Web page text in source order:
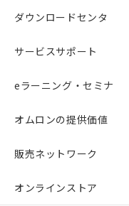
ダウンロードセンタ
サービスサポート
eラーニング・セミナ
オムロンの提供価値
販売ネットワーク
オンラインストア